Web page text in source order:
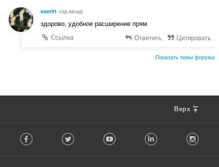
sserirt год назад
здорово, удобное расширение прям
Ссылка
Ответить Цитировать
Показать темы форума
Верх
o Facebook Twitter Youtube LinkedIn